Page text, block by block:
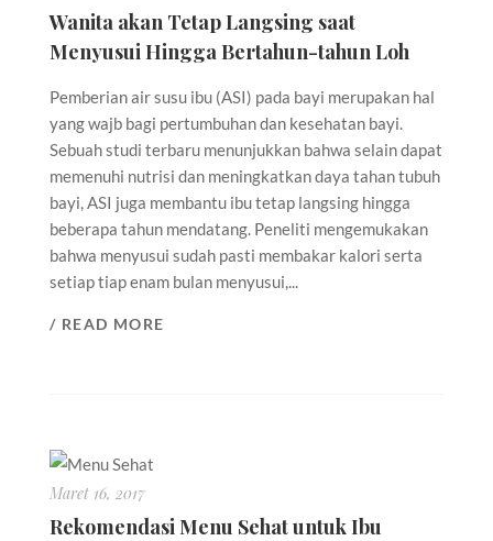
Wanita akan Tetap Langsing saat
Menyusui Hingga Bertahun-tahun Loh
Pemberian air susu ibu (ASI) pada bayi merupakan hal
yang wajb bagi pertumbuhan dan kesehatan bayi.
Sebuah studi terbaru menunjukkan bahwa selain dapat
memenuhi nutrisi dan meningkatkan daya tahan tubuh
bayi, ASI juga membantu ibu tetap langsing hingga
beberapa tahun mendatang. Peneliti mengemukakan
bahwa menyusui sudah pasti membakar kalori serta
setiap tiap enam bulan menyusui,...
/ READ MORE
Maret 16, 2017
Rekomendasi Menu Sehat untuk Ibu